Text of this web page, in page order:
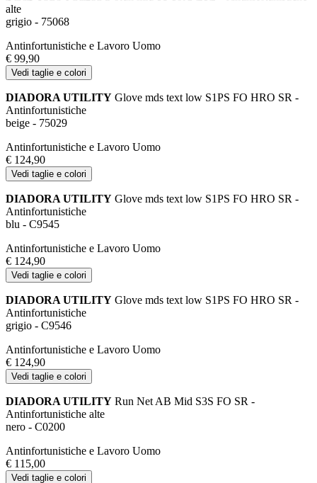
alte
grigio - 75068
Antinfortunistiche e Lavoro Uomo
€ 99,90
Vedi taglie e colori
DIADORA UTILITY Glove mds text low S1PS FO HRO SR -
Antinfortunistiche
beige - 75029
Antinfortunistiche e Lavoro Uomo
€ 124,90
Vedi taglie e colori
DIADORA UTILITY Glove mds text low S1PS FO HRO SR -
Antinfortunistiche
blu - C9545
Antinfortunistiche e Lavoro Uomo
€ 124,90
Vedi taglie e colori
DIADORA UTILITY Glove mds text low S1PS FO HRO SR -
Antinfortunistiche
grigio - C9546
Antinfortunistiche e Lavoro Uomo
€ 124,90
Vedi taglie e colori
DIADORA UTILITY Run Net AB Mid S3S FO SR -
Antinfortunistiche alte
nero - C0200
Antinfortunistiche e Lavoro Uomo
€ 115,00
Vedi taglie e colori